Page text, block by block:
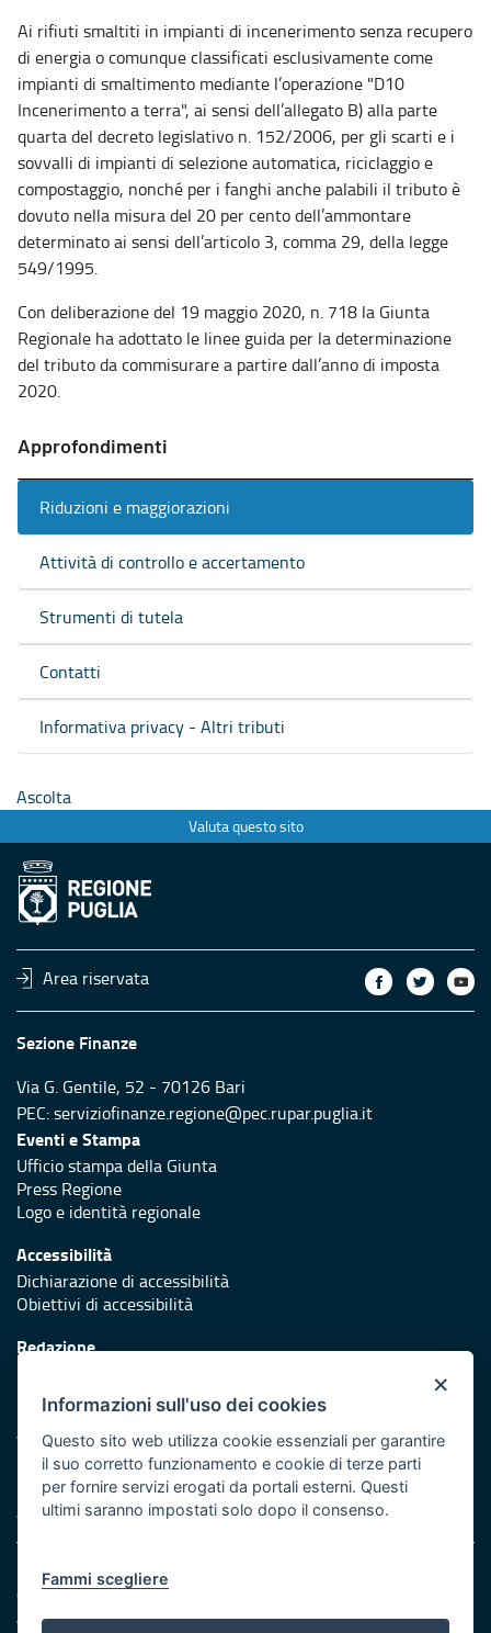
Ai rifiuti smaltiti in impianti di incenerimento senza recupero
di energia o comunque classificati esclusivamente come
impianti di smaltimento mediante l’operazione "D10
Incenerimento a terra", ai sensi dell’allegato B) alla parte
quarta del decreto legislativo n. 152/2006, per gli scarti e i
sovvalli di impianti di selezione automatica, riciclaggio e
compostaggio, nonché per i fanghi anche palabili il tributo è
dovuto nella misura del 20 per cento dell’ammontare
determinato ai sensi dell’articolo 3, comma 29, della legge
549/1995.
Con deliberazione del 19 maggio 2020, n. 718 la Giunta
Regionale ha adottato le linee guida per la determinazione
del tributo da commisurare a partire dall’anno di imposta
2020.
Approfondimenti
Riduzioni e maggiorazioni
Attività di controllo e accertamento
Strumenti di tutela
Contatti
Informativa privacy - Altri tributi
Ascolta
Valuta questo sito
Area riservata
Sezione Finanze
Via G. Gentile, 52 - 70126 Bari
PEC:serviziofinanze.regione@pec.rupar.puglia.it
Eventi e Stampa
Ufficio stampa della Giunta
Press Regione
Logo e identità regionale
Accessibilità
Dichiarazione di accessibilità
Obiettivi di accessibilità
Redazione
Protezione civile
Vai al sito di Protezione Civile Puglia
Iniziativa finanziata con risorse del POR Puglia 2014/2020 -
Asse XI
Note legali
Cookie e privacy
Amministrazione trasparente
×
Informazioni sull'uso dei cookies
Questo sito web utilizza cookie essenziali per garantire
il suo corretto funzionamento e cookie di terze parti
per fornire servizi erogati da portali esterni. Questi
ultimi saranno impostati solo dopo il consenso.
Fammi scegliere